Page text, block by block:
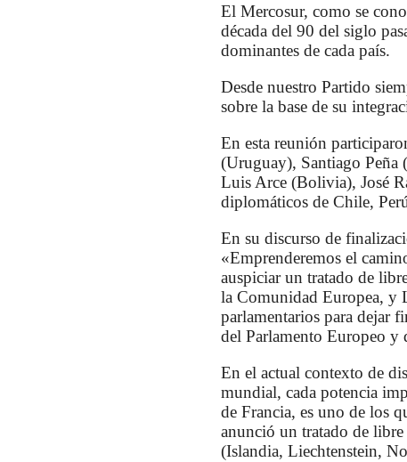
El Mercosur, como se
década del 90 del siglo
dominantes de cada país.
Desde nuestro Partido
sobre la base de su
En esta reunión
(Uruguay), Santiago Peña
Luis Arce (Bolivia), José
diplomáticos de Chile,
En su discurso de
«Emprenderemos el
auspiciar un tratado de
la Comunidad Europea, y
parlamentarios para dejar
del Parlamento Europeo y
En el actual contexto de
mundial, cada potencia
de Francia, es uno de los
anunció un tratado de
(Islandia, Liechtenstein,